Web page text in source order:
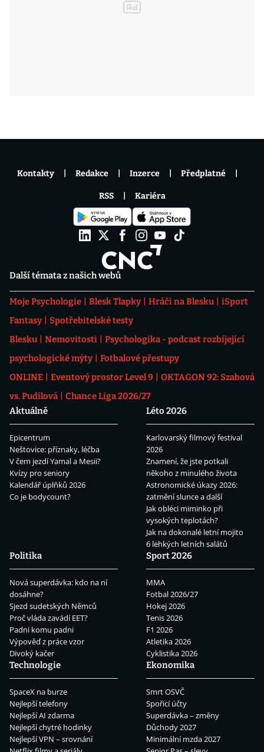
Další témata z našich webů
Moje Psychologie Blesk Tlapky Hráči na Blesku
iSport
Fantasy
Spotřebitelské testy
Blesku
Nemovitosti
Psychologika - podcast rozbíjející
psychologické mýty
Fotbalové přestupy
ONLINE
Eventový prostor Level 9
OKTAGON 92: Szabová
vs. Pudilová
Chance Liga 2026/27
Aktuálně
Epicentrum
Neštovice: příznaky, léčba
V čem jezdí Yamal a Mesii?
Kvízy pro seniory
Kalendář úplňků 2026
Co je bodycount?
Léto 2026
Karlovarský filmový festival
2026
Znamení, že jste potkali
někoho z minulého života
Astronomické úkazy 2026:
zatmění slunce a další
Jak obléci miminko při
vysokých teplotách?
Jak na dokonalé letní mojito
6 lehkých letních salátů
Politika
Nová superdávka: kdo na ní
dosáhne?
Sjezd sudetských Němců
Proč vláda zavádí EET?
Padni komu padni
Výpověď z práce vzor
Divoký kačer
Sport 2026
MMA
Fotbal 2026/27
Hokej 2026
Tenis 2026
F1 2026
Atletika 2026
Cyklistika 2026
Technologie
SpaceX na burze
Nejlepší telefony
Nejlepší AI zdarma
Nejlepší chytré hodinky
Nejlepší VPN – srovnání
Ekonomika
Smrt OSVČ
Spořicí účty
Superdávka – změny
Důchody 2027
Minimální mzda 2027
Kontakty Redakce Inzerce Předplatné
RSS Kariéra